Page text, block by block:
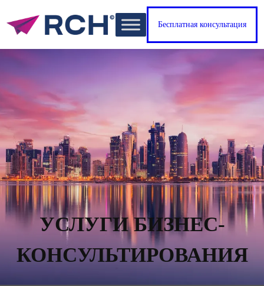
Бесплатная консультация
УСЛУГИ БИЗНЕС-
КОНСУЛЬТИРОВАНИЯ